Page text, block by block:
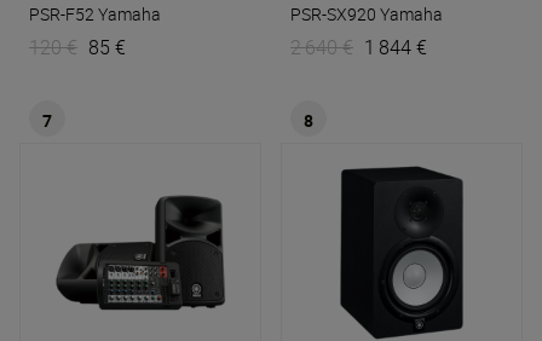
PSR-F52 Yamaha
120 € 85 €
PSR-SX920 Yamaha
2 640 € 1 844 €
7 8